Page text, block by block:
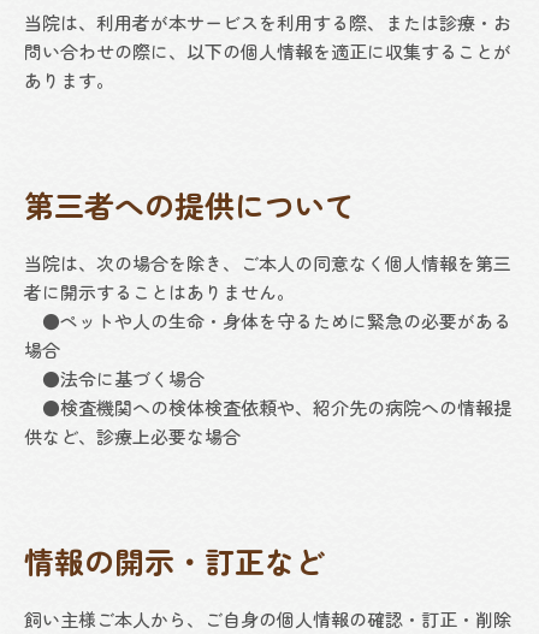
当院は、利用者が本サービスを利用する際、または診療・お
問い合わせの際に、以下の個人情報を適正に収集することが
あります。
第三者への提供について
当院は、次の場合を除き、ご本人の同意なく個人情報を第三
者に開示することはありません。
●ペットや人の生命・身体を守るために緊急の必要がある
場合
●法令に基づく場合
●検査機関への検体検査依頼や、紹介先の病院への情報提
供など、診療上必要な場合
情報の開示・訂正など
飼い主様ご本人から、ご自身の個人情報の確認・訂正・削除